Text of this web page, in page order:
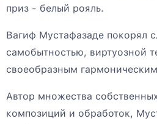
приз - белый рояль.
Вагиф Мустафазаде покорял
самобытностью, виртуозной
своеобразным
Автор множества
композиций и обработок,